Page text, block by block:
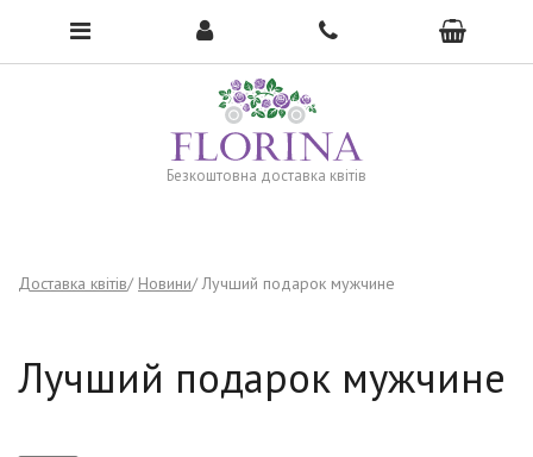
Безкоштовна доставка квітів
To open the menu, click here →
Доставка квітів Новини Лучший подарок мужчине
Лучший подарок мужчине